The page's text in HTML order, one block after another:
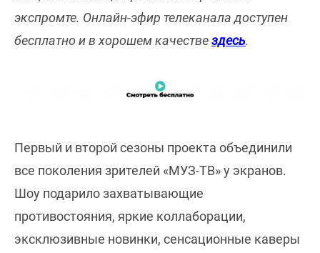
экспромте. Онлайн-эфир телеканала доступен
бесплатно и в хорошем качествездесь.
Первый и второй сезоны проекта объединили
все поколения зрителей «МУЗ-ТВ» у экранов.
Шоу подарило захватывающие
противостояния, яркие коллаборации,
эксклюзивные новинки, сенсационные каверы